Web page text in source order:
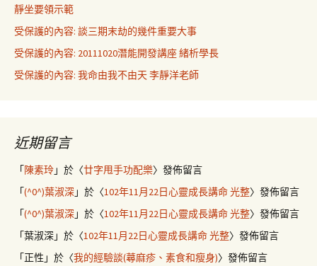
靜坐要領示範
受保護的內容: 談三期末劫的幾件重要大事
受保護的內容: 20111020潛能開發講座 緒析學長
受保護的內容: 我命由我不由天 李靜洋老師
近期留言
「陳素玲」於〈廿字甩手功配樂〉發佈留言
「(^0^)葉淑深」於〈102年11月22日心靈成長講命 光整〉發佈留言
「(^0^)葉淑深」於〈102年11月22日心靈成長講命 光整〉發佈留言
「葉淑深」於〈102年11月22日心靈成長講命 光整〉發佈留言
「正性 」於〈我的經驗談(蕁麻疹、素食和瘦身)〉發佈留言